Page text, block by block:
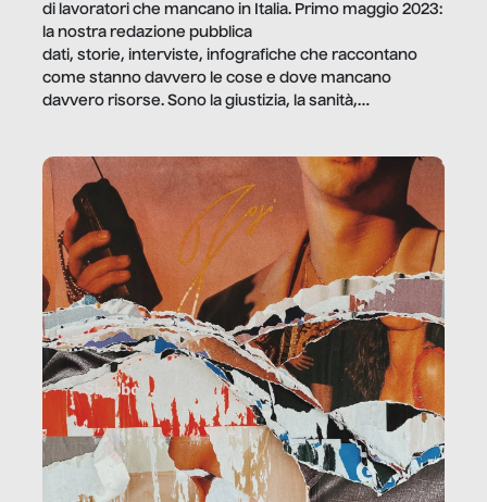
di lavoratori che mancano in Italia. Primo maggio 2023:
la nostra redazione pubblica
dati, storie, interviste, infografiche che raccontano
come stanno davvero le cose e dove mancano
davvero risorse. Sono la giustizia, la sanità,